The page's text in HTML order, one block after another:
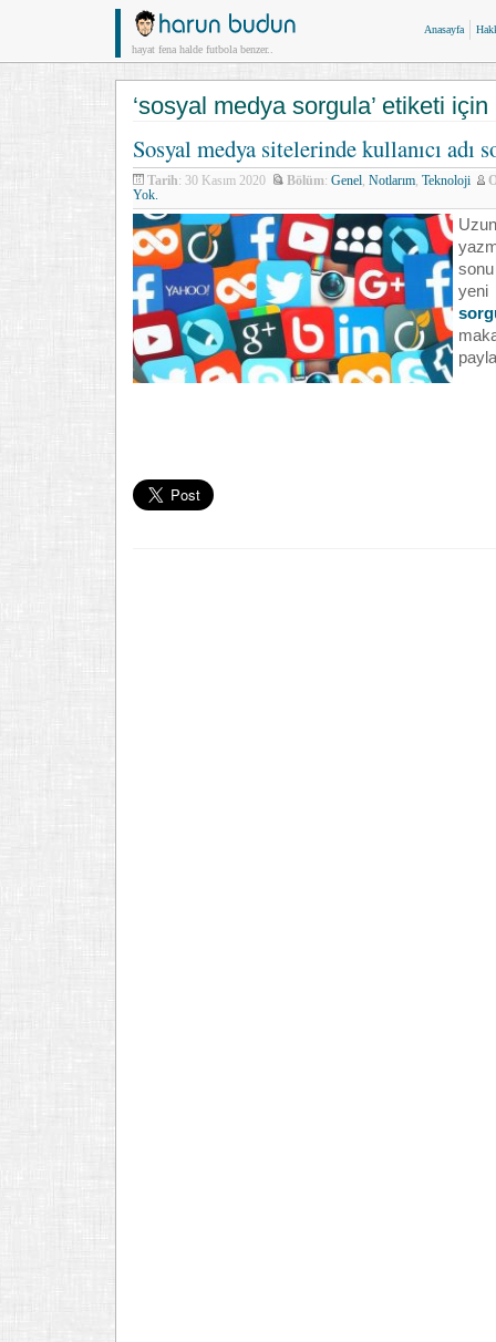
hayat fena halde futbola benzer..
Anasayfa
‘sosyal medya sorgula’ etiketi
Sosyal medya sitelerinde kullanıcı adı
Tarih: 30 Kasım 2020 Bölüm: Genel, Notlarım, Teknoloji
Yok.